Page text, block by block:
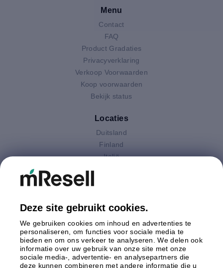
Menu
Contact
FAQ
Product Gradaties
Privacyverklaring
Verkoop Voorwaarden
Koop voorwaarden
Bekijk status
Locaties
Duitsland
Finland
Italië
Spanje
Zweden
Betaling
Deze site gebruikt cookies.
We gebruiken cookies om inhoud en advertenties te
personaliseren, om functies voor sociale media te
bieden en om ons verkeer te analyseren. We delen ook
informatie over uw gebruik van onze site met onze
sociale media-, advertentie- en analysepartners die
deze kunnen combineren met andere informatie die u